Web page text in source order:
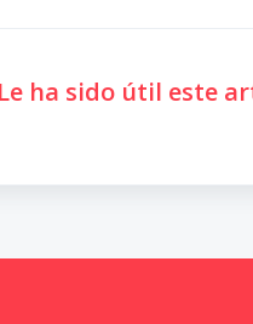
ha sido útil este